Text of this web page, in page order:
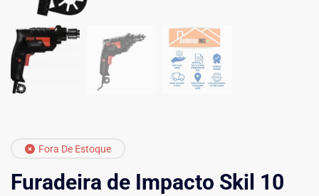
Fora De Estoque
Furadeira de Impacto Skil 10